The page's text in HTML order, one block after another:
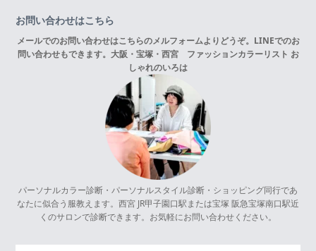
お問い合わせはこちら
メールでのお問い合わせはこちらのメルフォームよりどうぞ。LINEでのお
問い合わせもできます。 大阪・宝塚・西宮 ファッションカラーリスト お
しゃれのいろは
パーソナルカラー診断・パーソナルスタイル診断・ショッピング同行であ
なたに似合う服教えます。西宮 JR甲子園口駅または宝塚 阪急宝塚南口駅近
くのサロンで診断できます。お気軽にお問い合わせください。